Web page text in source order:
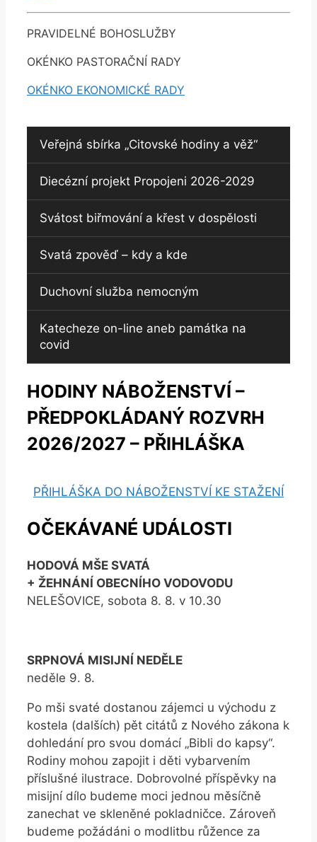
PRAVIDELNÉ BOHOSLUŽBY
OKÉNKO PASTORAČNÍ RADY
OKÉNKO EKONOMICKÉ RADY
Veřejná sbírka „Citovské hodiny a věž“
Diecézní projekt Propojeni 2026-2029
Svátost biřmování a křest v dospělosti
Svatá zpověď – kdy a kde
Duchovní služba nemocným
Katecheze on-line aneb památka na
covid
HODINY NÁBOŽENSTVÍ –
PŘEDPOKLÁDANÝ ROZVRH
2026/2027 – PŘIHLÁŠKA
PŘIHLÁŠKA DO NÁBOŽENSTVÍ KE STAŽENÍ
OČEKÁVANÉ UDÁLOSTI
HODOVÁ MŠE SVATÁ
+ ŽEHNÁNÍ OBECNÍHO VODOVODU
NELEŠOVICE, sobota 8. 8. v 10.30
SRPNOVÁ MISIJNÍ NEDĚLE
neděle 9. 8.
Po mši svaté dostanou zájemci u východu z
kostela (dalších) pět citátů z Nového zákona k
dohledání pro svou domácí „Bibli do kapsy“.
Rodiny mohou zapojit i děti vybarvením
příslušné ilustrace. Dobrovolné příspěvky na
misijní dílo budeme moci jednou měsíčně
zanechat ve skleněné pokladničce. Zároveň
budeme požádáni o modlitbu růžence za